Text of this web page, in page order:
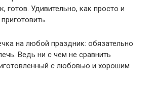
готов. Удивительно, как просто и
на любой праздник: обязательно
Ведь ни с чем не сравнить
с любовью и хорошим